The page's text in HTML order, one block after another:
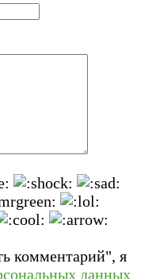
комментарий", я
данных